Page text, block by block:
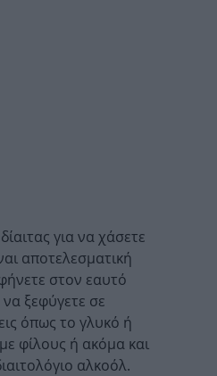
για να χάσετε
αποτελεσματική
στον εαυτό
ξεφύγετε σε
όπως το γλυκό ή
φίλους ή ακόμα και
αλκοόλ.